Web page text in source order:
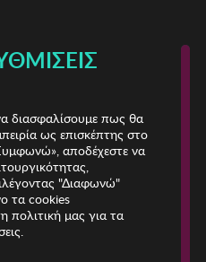
00λεπτά 00δευτ.
διασφαλίσουμε πως θα
ως επισκέπτης στο
αποδέχεστε να
"Διαφωνώ"
τα cookies
πολιτική μας για τα